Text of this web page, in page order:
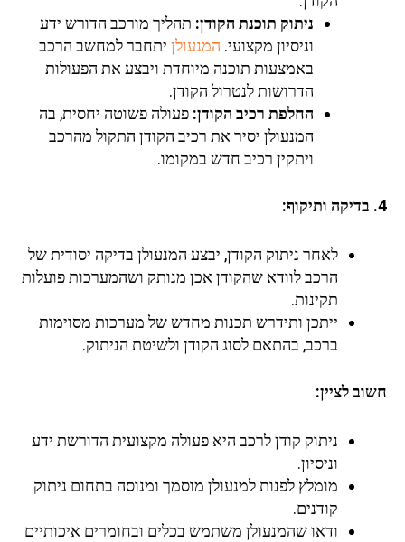
ניתוק תוכנת הקודן: תהליך מורכב הדורש ידע
וניסיון מקצועי. המנעולן יתחבר למחשב הרכב
באמצעות תוכנה מיוחדת ויבצע את הפעולות
הדרושות לנטרול הקודן.
החלפת רכיב הקודן: פעולה פשוטה יחסית, בה
המנעולן יסיר את רכיב הקודן התקול מהרכב
ויתקין רכיב חדש במקומו.
4. בדיקה ותיקוף:
לאחר ניתוק הקודן, יבצע המנעולן בדיקה יסודית של
הרכב לוודא שהקודן אכן מנותק ושהמערכות פועלות
תקינות.
ייתכן ותידרש תכנות מחדש של מערכות מסוימות
ברכב, בהתאם לסוג הקודן ולשיטת הניתוק.
חשוב לציין:
ניתוק קודן לרכב היא פעולה מקצועית הדורשת ידע
וניסיון.
מומלץ לפנות למנעולן מוסמך ומנוסה בתחום ניתוק
קודנים.
ודאו שהמנעולן משתמש בכלים ובחומרים איכותיים